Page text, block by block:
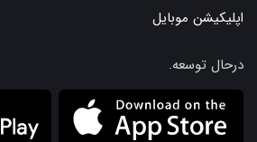
اپلیکیشن موبایل
درحال توسعه.